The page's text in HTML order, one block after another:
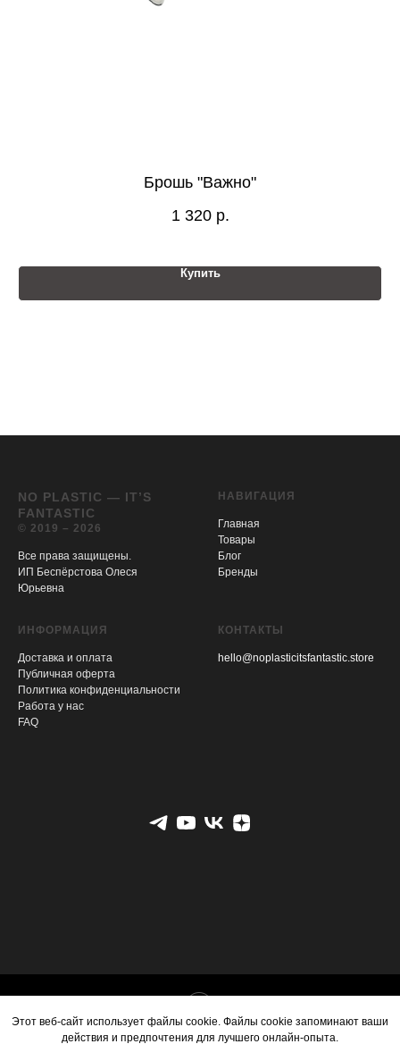
Брошь "Важно"
1 320 р.
Купить
Этот веб-сайт использует файлы cookie. Файлы cookie запоминают ваши
действия и предпочтения для лучшего онлайн-опыта.
NO PLASTIC — IT’S
FANTASTIC
© 2019 – 2026
Все права защищены.
ИП Беспёрстова Олеся
Юрьевна
НАВИГАЦИЯ
Главная
Товары
Блог
Бренды
ИНФОРМАЦИЯ
Доставка и оплата
Публичная оферта
Политика конфиденциальности
Работа у нас
FAQ
КОНТАКТЫ
hello@noplasticitsfantastic.store